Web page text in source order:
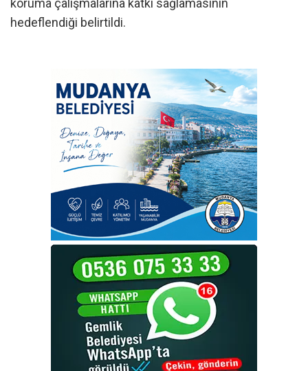
koruma çalışmalarına katkı sağlamasının
hedeflendiği belirtildi.